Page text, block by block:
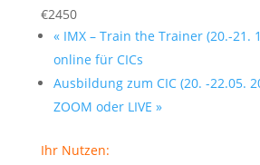
€2450
«IMX – Train the Trainer (20.-21.
online für CICs
Ausbildung zum CIC (20. -22.05.
ZOOM oder LIVE »
Ihr Nutzen: